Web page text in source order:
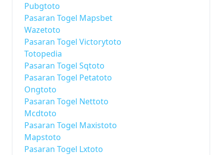
Pubgtoto
Pasaran Togel Mapsbet
Wazetoto
Pasaran Togel Victorytoto
Totopedia
Pasaran Togel Sqtoto
Pasaran Togel Petatoto
Ongtoto
Pasaran Togel Nettoto
Mcdtoto
Pasaran Togel Maxistoto
Mapstoto
Pasaran Togel Lxtoto